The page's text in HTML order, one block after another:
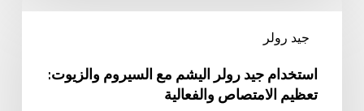
اليشم
جيد رولر
استخدام جيد رولر اليشم مع السيروم والزيوت:
تعظيم الامتصاص والفعالية